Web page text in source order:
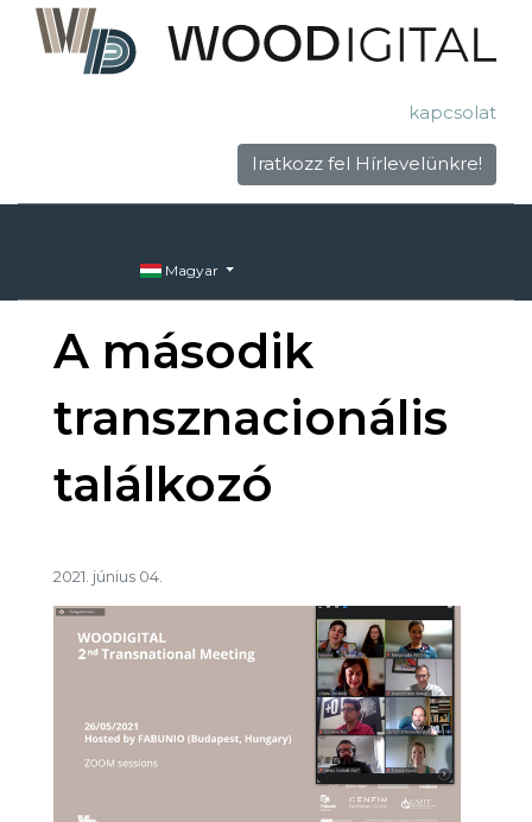
kapcsolat
Iratkozz fel Hírlevelünkre!
Magyar
A második
transznacionális
találkozó
2021. június 04.